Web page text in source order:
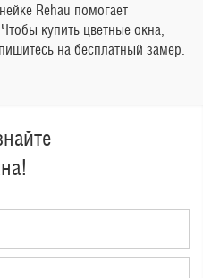
Rehau помогает
купить цветные окна,
на бесплатный замер.